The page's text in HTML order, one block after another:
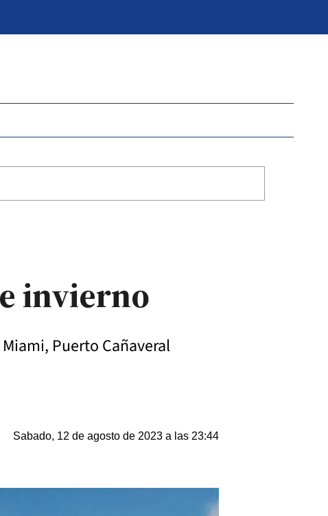
invierno
Puerto Cañaveral
Sabado, 12 de agosto de 2023 a las 23:44